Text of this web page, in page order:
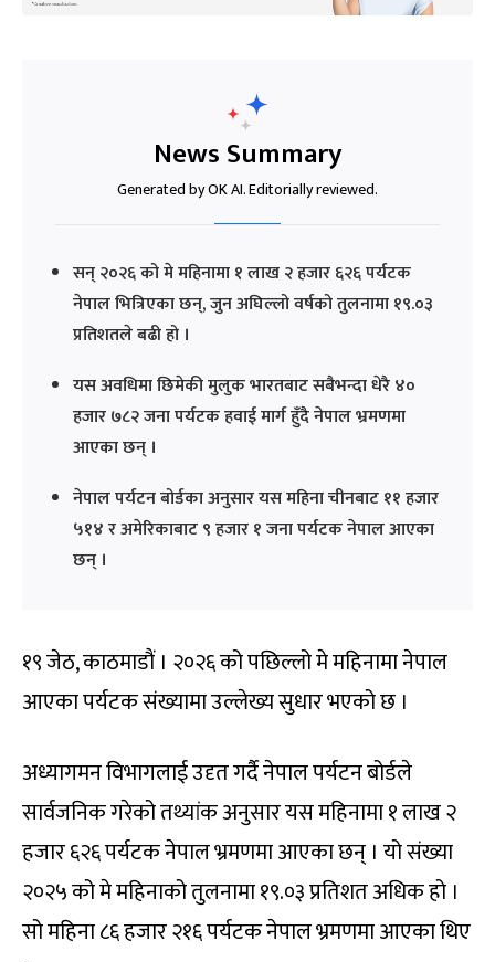
News Summary
Generated by OK AI. Editorially reviewed.
सन् २०२६ को मे महिनामा १ लाख २ हजार ६२६ पर्यटक
नेपाल भित्रिएका छन्, जुन अघिल्लो वर्षको तुलनामा १९.०३
प्रतिशतले बढी हो ।
यस अवधिमा छिमेकी मुलुक भारतबाट सबैभन्दा धेरै ४०
हजार ७८२ जना पर्यटक हवाई मार्ग हुँदै नेपाल भ्रमणमा
आएका छन् ।
नेपाल पर्यटन बोर्डका अनुसार यस महिना चीनबाट ११ हजार
५१४ र अमेरिकाबाट ९ हजार १ जना पर्यटक नेपाल आएका
छन् ।
१९ जेठ, काठमाडौं । २०२६ को पछिल्लो मे महिनामा नेपाल
आएका पर्यटक संख्यामा उल्लेख्य सुधार भएको छ ।
अध्यागमन विभागलाई उदृत गर्दै नेपाल पर्यटन बोर्डले
सार्वजनिक गरेको तथ्यांक अनुसार यस महिनामा १ लाख २
हजार ६२६ पर्यटक नेपाल भ्रमणमा आएका छन् । यो संख्या
२०२५ को मे महिनाको तुलनामा १९.०३ प्रतिशत अधिक हो ।
सो महिना ८६ हजार २१६ पर्यटक नेपाल भ्रमणमा आएका थिए